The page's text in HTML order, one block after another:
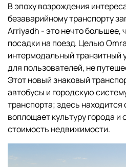
В эпоху возрождения
безаварийному транспорту
Arriyadh - это нечто большее,
посадки на поезд. Целью
интермодальный транзитный
для пользователей, не
Этот новый знаковый
автобусы и городскую
транспорта; здесь
воплощает культуру города
стоимость недвижимости.